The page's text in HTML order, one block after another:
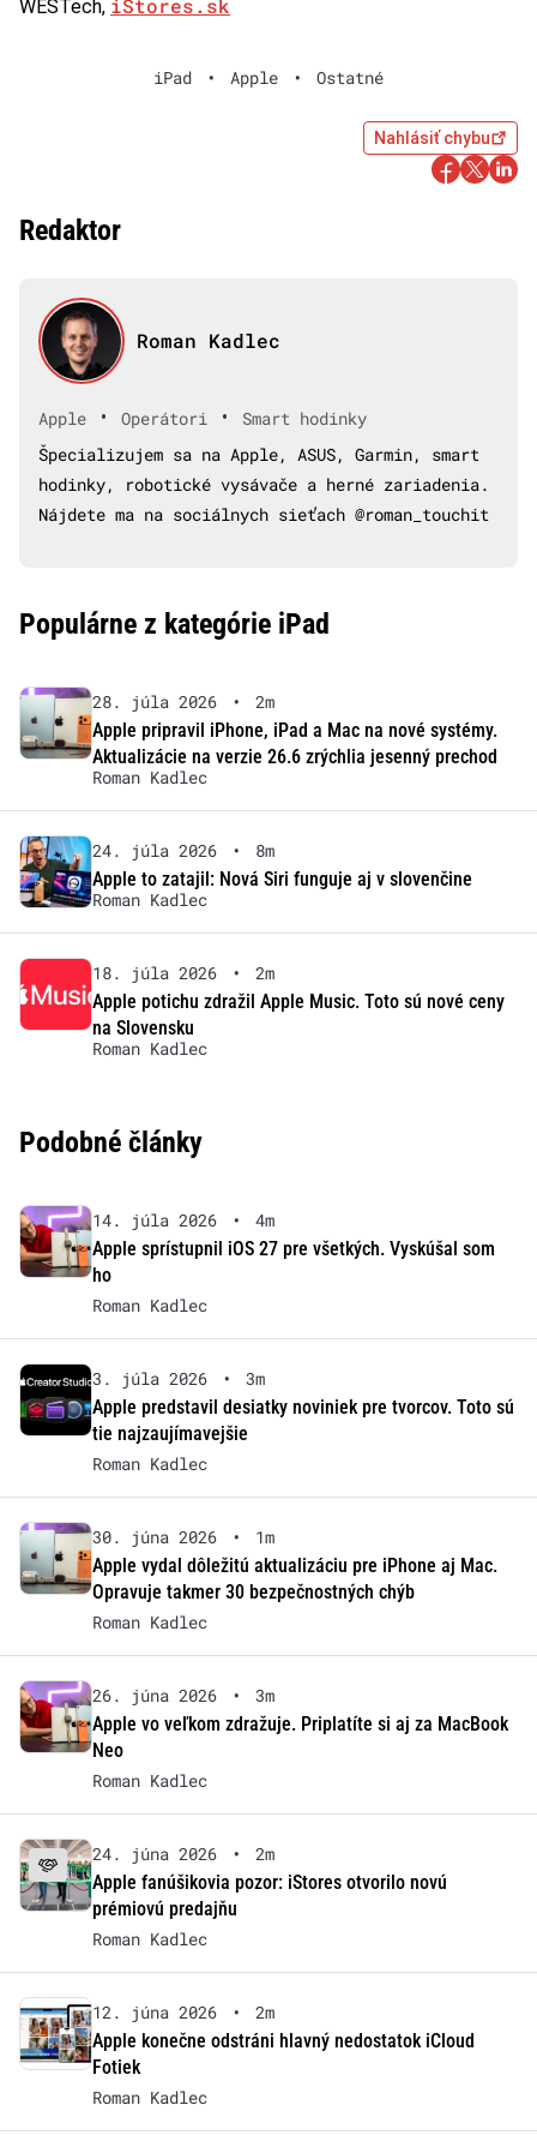
WESTech, iStores.sk
iPad • Apple • Ostatné
Nahlásiť chybu
Redaktor
Roman Kadlec
Apple • Operátori •
Smart hodinky
Špecializujem sa na Apple, ASUS, Garmin, smart
hodinky, robotické vysávače a herné zariadenia.
Nájdete ma na sociálnych sieťach @roman_touchit
Populárne z kategórie iPad
28. júla 2026 •
2m
Apple pripravil iPhone, iPad a Mac na nové systémy.
Aktualizácie na verzie 26.6 zrýchlia jesenný prechod
Roman Kadlec
24. júla 2026 •
8m
Apple to zatajil: Nová Siri funguje aj v slovenčine
Roman Kadlec
18. júla 2026 •
2m
Apple potichu zdražil Apple Music. Toto sú nové ceny
na Slovensku
Roman Kadlec
Podobné články
14. júla 2026 •
4m
Apple sprístupnil iOS 27 pre všetkých. Vyskúšal som
ho
Roman Kadlec
3. júla 2026 •
3m
Apple predstavil desiatky noviniek pre tvorcov. Toto sú
tie najzaujímavejšie
Roman Kadlec
30. júna 2026 •
1m
Apple vydal dôležitú aktualizáciu pre iPhone aj Mac.
Opravuje takmer 30 bezpečnostných chýb
Roman Kadlec
26. júna 2026 •
3m
Apple vo veľkom zdražuje. Priplatíte si aj za MacBook
Neo
Roman Kadlec
24. júna 2026 •
2m
Apple fanúšikovia pozor: iStores otvorilo novú
prémiovú predajňu
Roman Kadlec
12. júna 2026 •
2m
Apple konečne odstráni hlavný nedostatok iCloud
Fotiek
Roman Kadlec